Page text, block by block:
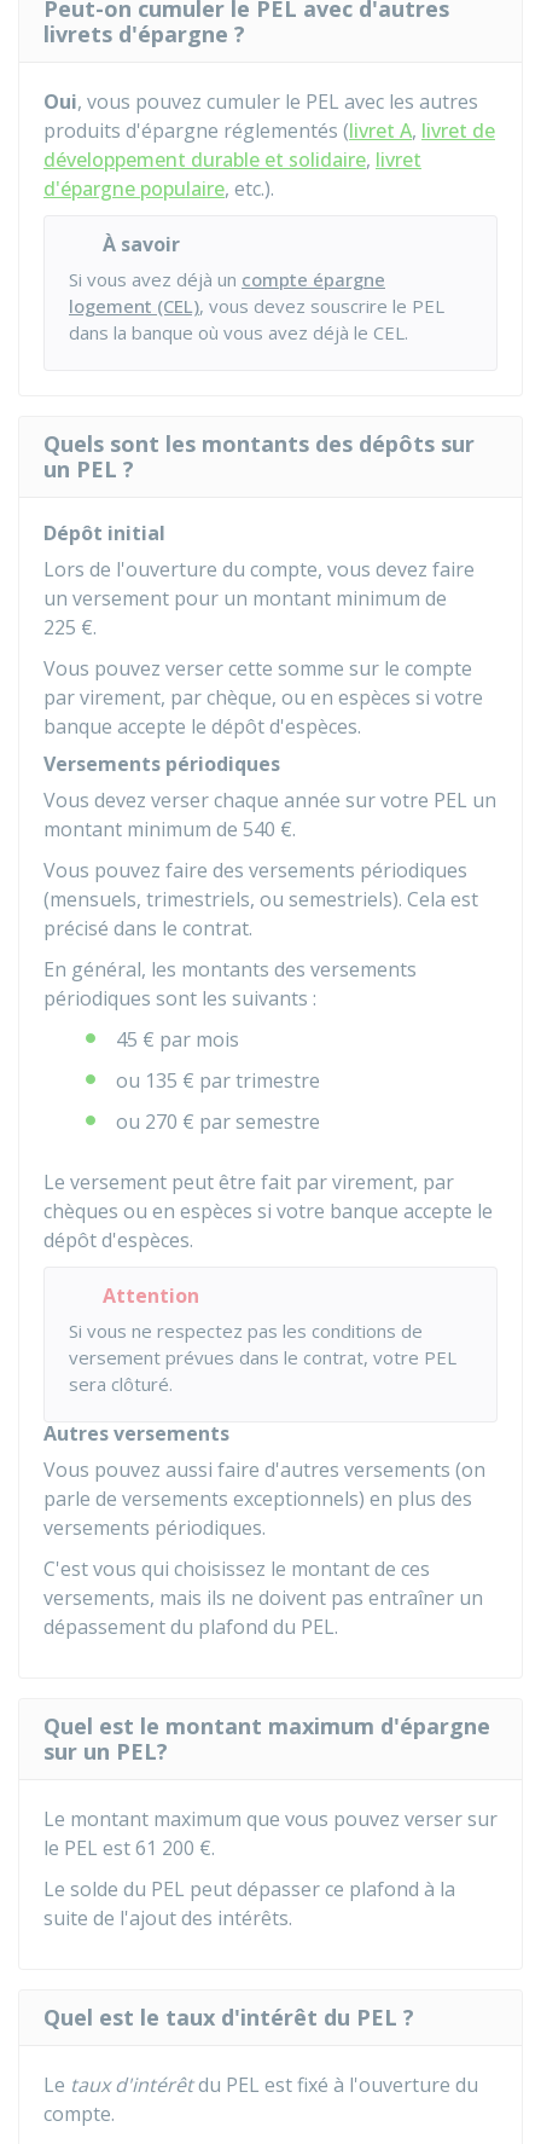
Peut-on cumuler le PEL avec d'autres
livrets d'épargne ?
Oui, vous pouvez cumuler le PEL avec les autres
produits d'épargne réglementés (livret A, livret de
développement durable et solidaire, livret
d'épargne populaire, etc.).
À savoir
Si vous avez déjà un compte épargne
logement (CEL), vous devez souscrire le PEL
dans la banque où vous avez déjà le CEL.
Quels sont les montants des dépôts sur
un PEL ?
Dépôt initial
Lors de l'ouverture du compte, vous devez faire
un versement pour un montant minimum de
225 €.
Vous pouvez verser cette somme sur le compte
par virement, par chèque, ou en espèces si votre
banque accepte le dépôt d'espèces.
Versements périodiques
Vous devez verser chaque année sur votre PEL un
montant minimum de 540 €.
Vous pouvez faire des versements périodiques
(mensuels, trimestriels, ou semestriels). Cela est
précisé dans le contrat.
En général, les montants des versements
périodiques sont les suivants :
45 € par mois
ou 135 € par trimestre
ou 270 € par semestre
Le versement peut être fait par virement, par
chèques ou en espèces si votre banque accepte le
dépôt d'espèces.
Attention
Si vous ne respectez pas les conditions de
versement prévues dans le contrat, votre PEL
sera clôturé.
Autres versements
Vous pouvez aussi faire d'autres versements (on
parle de versements exceptionnels) en plus des
versements périodiques.
C'est vous qui choisissez le montant de ces
versements, mais ils ne doivent pas entraîner un
dépassement du plafond du PEL.
Quel est le montant maximum d'épargne
sur un PEL?
Le montant maximum que vous pouvez verser sur
le PEL est61 200 €.
Le solde du PEL peut dépasser ce plafond à la
suite de l'ajout des intérêts.
Quel est le taux d'intérêt du PEL ?
Le taux d'intérêtdu PEL est fixé à l'ouverture du
compte.